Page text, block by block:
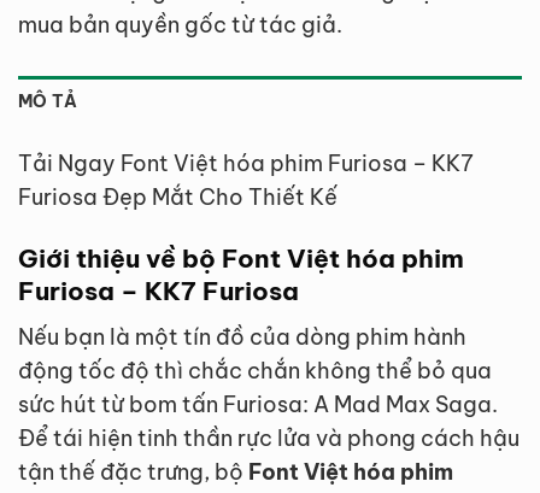
mua bản quyền gốc từ tác giả.
MÔ TẢ
Tải Ngay Font Việt hóa phim Furiosa – KK7
Furiosa Đẹp Mắt Cho Thiết Kế
Giới thiệu về bộ Font Việt hóa phim
Furiosa – KK7 Furiosa
Nếu bạn là một tín đồ của dòng phim hành
động tốc độ thì chắc chắn không thể bỏ qua
sức hút từ bom tấn Furiosa: A Mad Max Saga.
Để tái hiện tinh thần rực lửa và phong cách hậu
tận thế đặc trưng, bộ Font Việt hóa phim